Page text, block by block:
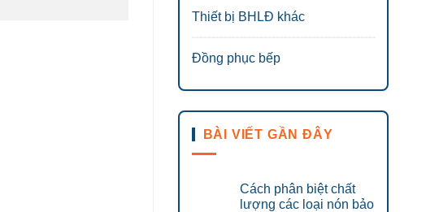
Thiết bị BHLĐ khác
Đồng phục bếp
BÀI VIẾT GẦN ĐÂY
Cách phân biệt chất
lượng các loại nón bảo